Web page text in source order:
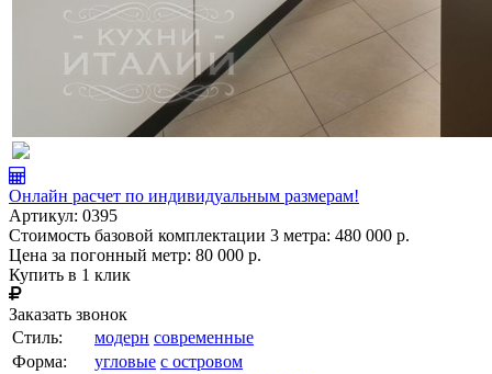
Онлайн расчет по индивидуальным размерам!
Артикул: 0395
Стоимость базовой комплектации 3 метра: 480 000 р.
Цена за погонный метр: 80 000 р.
Купить в 1 клик
Заказать звонок
Стиль:
модерн современные
Форма:
угловые с островом